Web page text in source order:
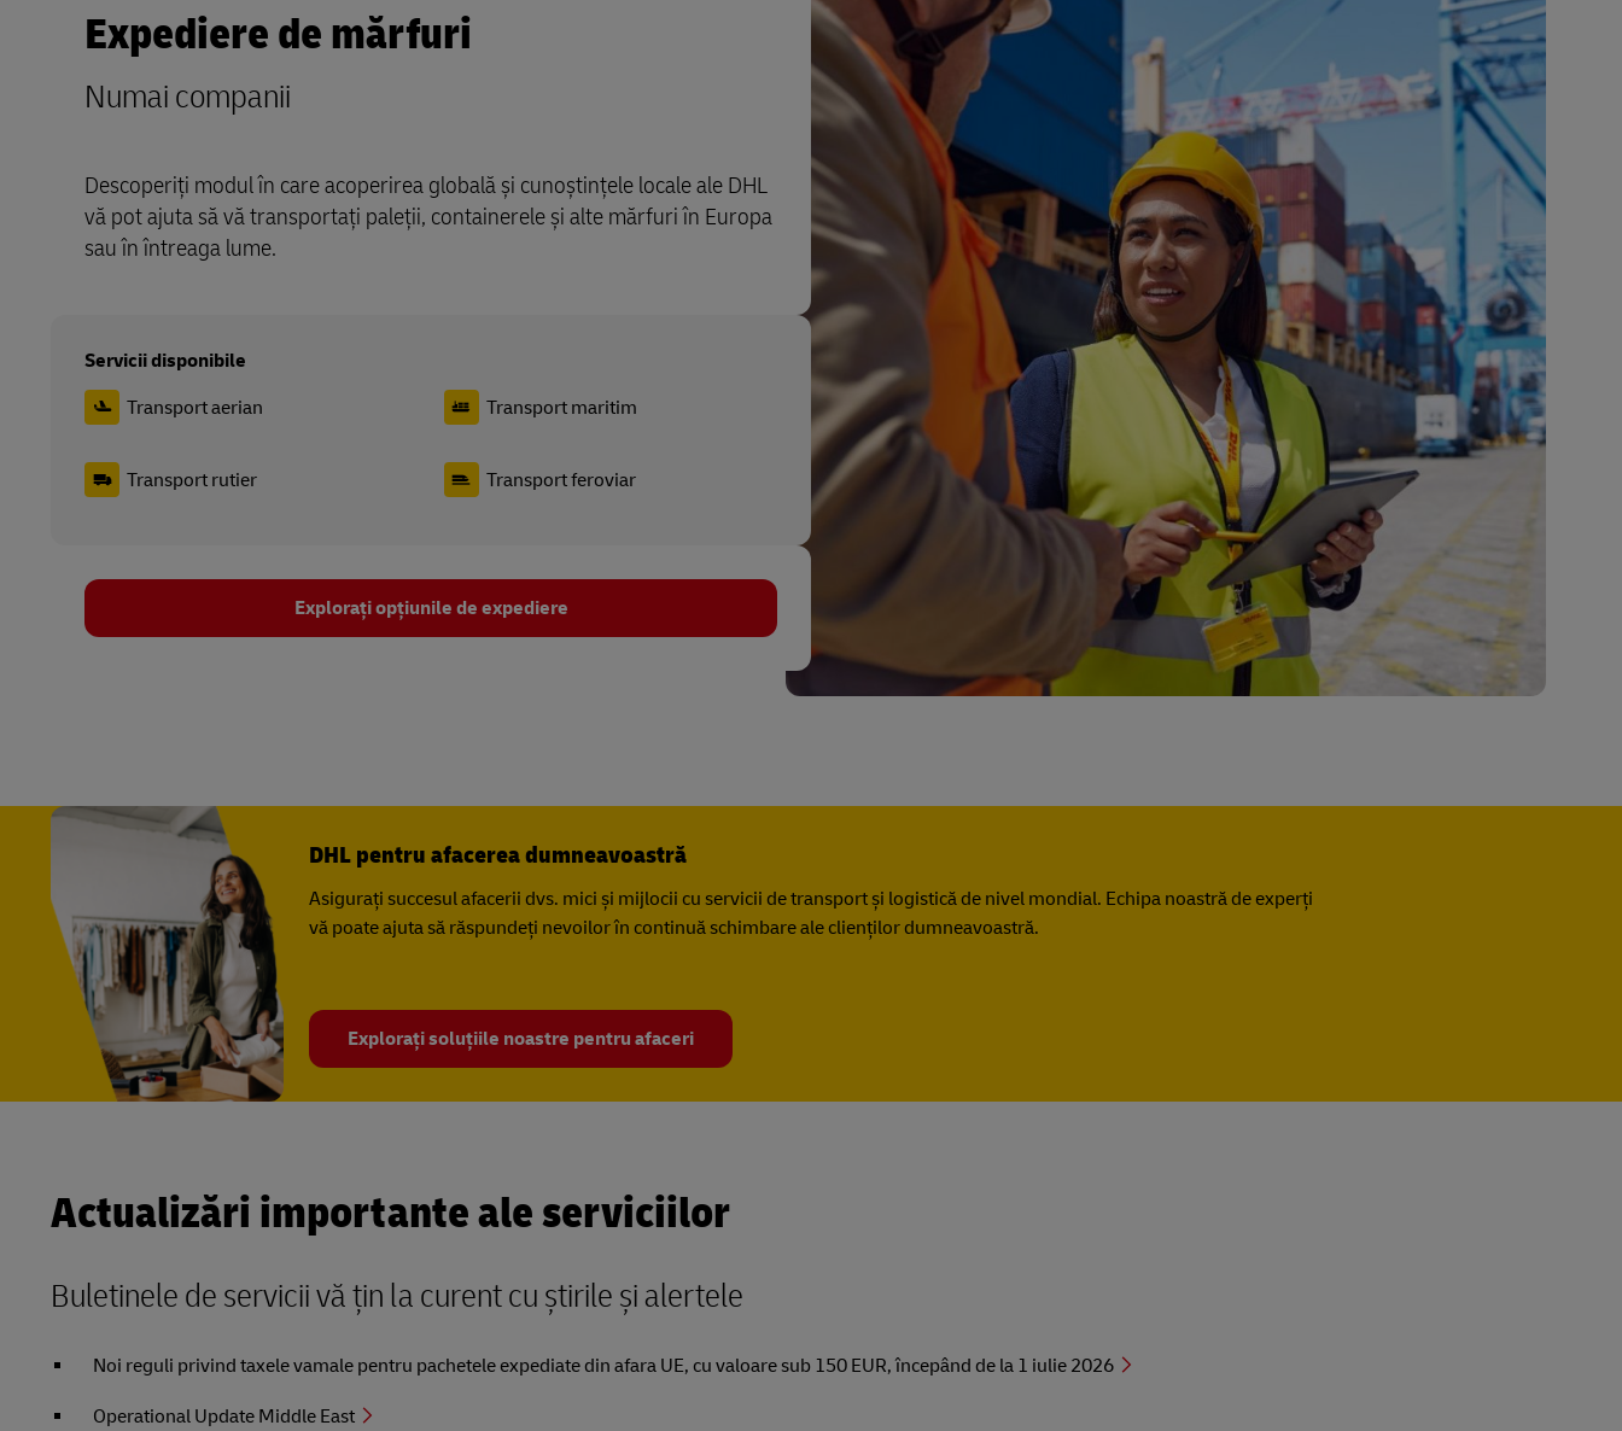
Expediere de mărfuri
Numai companii
Descoperiți modul în care acoperirea globală și cunoștințele locale ale DHL
vă pot ajuta să vă transportați paleții, containerele și alte mărfuri în Europa
sau în întreaga lume.
Servicii disponibile
Transport aerian
Transport rutier
Transport maritim
Transport feroviar
Explorați opțiunile de expediere
DHL pentru afacerea dumneavoastră
Asigurați succesul afacerii dvs. mici și mijlocii cu servicii de transport și logistică de nivel mondial. Echipa noastră de experți
vă poate ajuta să răspundeți nevoilor în continuă schimbare ale clienților dumneavoastră.
Explorați soluțiile noastre pentru afaceri
Actualizări importante ale serviciilor
Buletinele de servicii vă țin la curent cu știrile și alertele
Noi reguli privind taxele vamale pentru pachetele expediate din afara UE, cu valoare sub 150 EUR, începând de la 1 iulie 2026
Operational Update Middle East